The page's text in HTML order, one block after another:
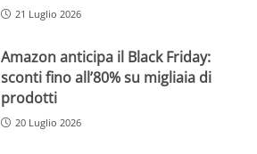
21 Luglio 2026
Amazon anticipa il Black Friday:
sconti fino all’80% su migliaia di
prodotti
20 Luglio 2026